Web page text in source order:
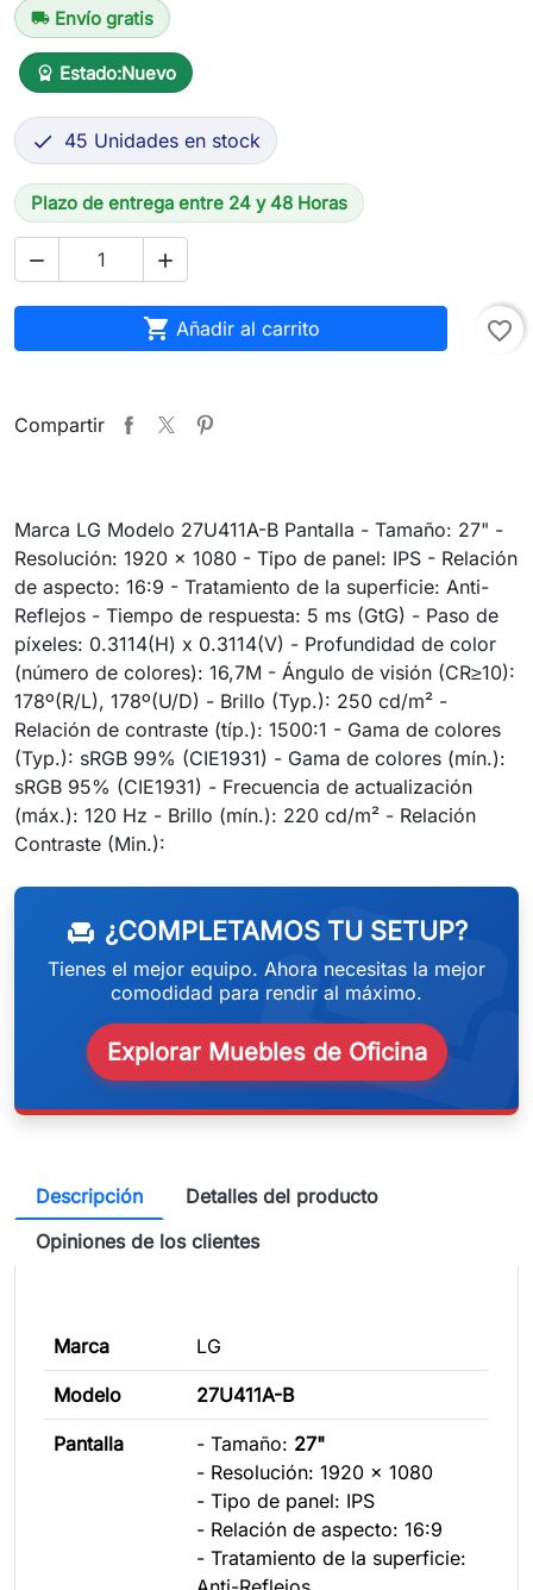
local_shipping Envío gratis
workspace_premium Estado:Nuevo
 45 Unidades en stock
Plazo de entrega entre 24 y 48 Horas
 
 Añadir al carrito favorite_border
Compartir
Marca LG Modelo 27U411A-B Pantalla - Tamaño: 27" -
Resolución: 1920 x 1080 - Tipo de panel: IPS - Relación
de aspecto: 16:9 - Tratamiento de la superficie: Anti-
Reflejos - Tiempo de respuesta: 5 ms (GtG) - Paso de
píxeles: 0.3114(H) x 0.3114(V) - Profundidad de color
(número de colores): 16,7M - Ángulo de visión (CR≥10):
178º(R/L), 178º(U/D) - Brillo (Typ.): 250 cd/m² -
Relación de contraste (típ.): 1500:1 - Gama de colores
(Typ.): sRGB 99% (CIE1931) - Gama de colores (mín.):
sRGB 95% (CIE1931) - Frecuencia de actualización
(máx.): 120 Hz - Brillo (mín.): 220 cd/m² - Relación
Contraste (Min.):
chair ¿COMPLETAMOS TU SETUP?
Tienes el mejor equipo. Ahora necesitas la mejor
comodidad para rendir al máximo.
Explorar Muebles de Oficina
Descripción
Detalles del producto
Opiniones de los clientes
Marca LG
Modelo 27U411A-B
Pantalla - Tamaño: 27"
- Resolución: 1920 x 1080
- Tipo de panel: IPS
- Relación de aspecto: 16:9
- Tratamiento de la superficie: